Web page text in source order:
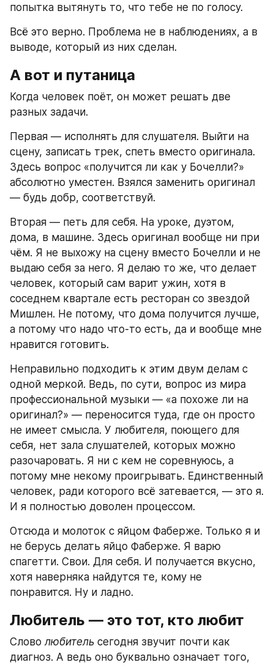
попытка вытянуть то, что тебе не по голосу.
Всё это верно. Проблема не в наблюдениях, а в
выводе, который из них сделан.
А вот и путаница
Когда человек поёт, он может решать две
разных задачи.
Первая — исполнять для слушателя. Выйти на
сцену, записать трек, спеть вместо оригинала.
Здесь вопрос «получится ли как у Бочелли?»
абсолютно уместен. Взялся заменить оригинал
— будь добр, соответствуй.
Вторая — петь для себя. На уроке, дуэтом,
дома, в машине. Здесь оригинал вообще ни при
чём. Я не выхожу на сцену вместо Бочелли и не
выдаю себя за него. Я делаю то же, что делает
человек, который сам варит ужин, хотя в
соседнем квартале есть ресторан со звездой
Мишлен. Не потому, что дома получится лучше,
а потому что надо что-то есть, да и вообще мне
нравится готовить.
Неправильно подходить к этим двум делам с
одной меркой. Ведь, по сути, вопрос из мира
профессиональной музыки — «а похоже ли на
оригинал?» — переносится туда, где он просто
не имеет смысла. У любителя, поющего для
себя, нет зала слушателей, которых можно
разочаровать. Я ни с кем не соревнуюсь, а
потому мне некому проигрывать. Единственный
человек, ради которого всё затевается, — это я.
И я полностью доволен процессом.
Отсюда и молоток с яйцом Фаберже. Только я и
не берусь делать яйцо Фаберже. Я варю
спагетти. Свои. Для себя. И получается вкусно,
хотя наверняка найдутся те, кому не
понравится. Ну и ладно.
Любитель — это тот, кто любит
Слово любитель сегодня звучит почти как
диагноз. А ведь оно буквально означает того,